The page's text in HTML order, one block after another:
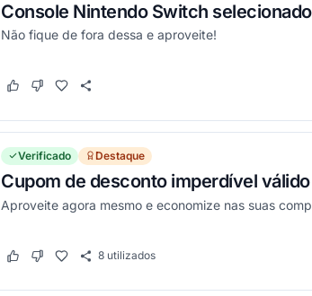
Console Nintendo Switch
Não fique de fora dessa e aproveite!
Este cupom funcionou
Este cupom não funcionou
Verificado Destaque
Cupom de desconto imperdível
Aproveite agora mesmo e economize nas suas
Este cupom funcionou
Este cupom não funcionou
8 utilizados